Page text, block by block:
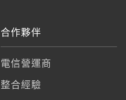
合作夥伴
電信營運商
整合經驗